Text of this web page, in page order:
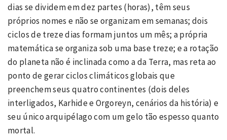
dias se dividem em dez partes (horas), têm seus
próprios nomes e não se organizam em semanas; dois
ciclos de treze dias formam juntos um mês; a própria
matemática se organiza sob uma base treze; e a rotação
do planeta não é inclinada como a da Terra, mas reta ao
ponto de gerar ciclos climáticos globais que
preenchem seus quatro continentes (dois deles
interligados, Karhide e Orgoreyn, cenários da história) e
seu único arquipélago com um gelo tão espesso quanto
mortal.